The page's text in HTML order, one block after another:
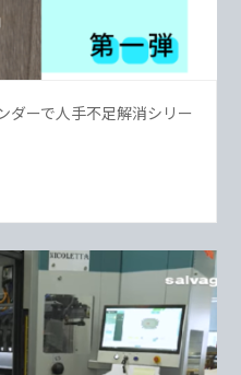
ダーで人手不足解消シリー